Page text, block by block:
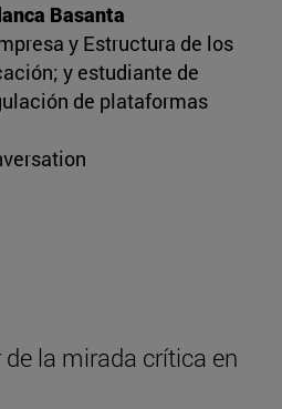
Basanta
y Estructura de los
y estudiante de
de plataformas
de la mirada crítica en